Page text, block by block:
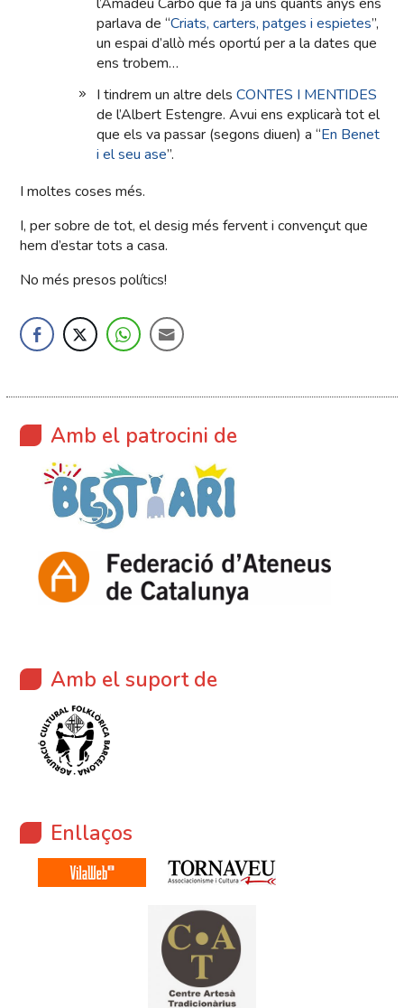
parlava de “Criats, carters, patges i espietes”,
un espai d’allò més oportú per a la dates que
ens trobem…
I tindrem un altre delsCONTES I MENTIDES
de l’Albert Estengre. Avui ens explicarà tot el
que els va passar (segons diuen) a “En Benet
i el seu ase”.
I moltes coses més.
I, per sobre de tot, el desig més fervent i convençut que
hem d’estar tots a casa.
No més presos polítics!
Amb el patrocini de
Amb el suport de
Enllaços